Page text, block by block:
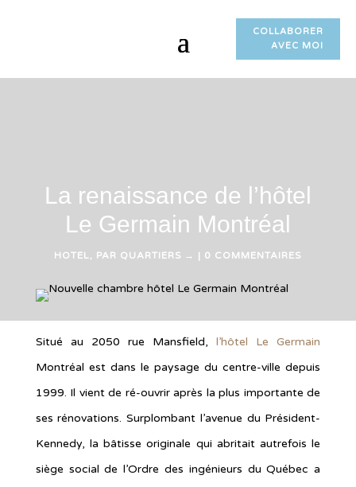
COLLABORER
AVEC MOI
La renaissance de l’hôtel
Le Germain Montréal
HOTEL, PAR QUARTIERS → | 0 COMMENTAIRES
Situé au 2050 rue Mansfield,l’hôtel Le Germain
Montréal est dans le paysage du centre-ville depuis
1999. Il vient de ré-ouvrir après la plus importante de
ses rénovations. Surplombant l’avenue du Président-
Kennedy, la bâtisse originale qui abritait autrefois le
siège social de l’Ordre des ingénieurs du Québec a